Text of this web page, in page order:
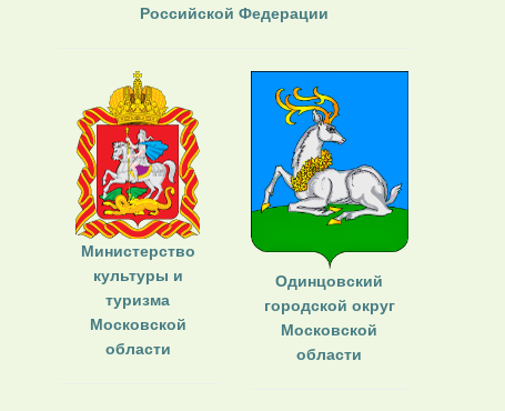
Российской Федерации
Министерство
культуры и
туризма
Московской
области
Одинцовский
городской округ
Московской
области